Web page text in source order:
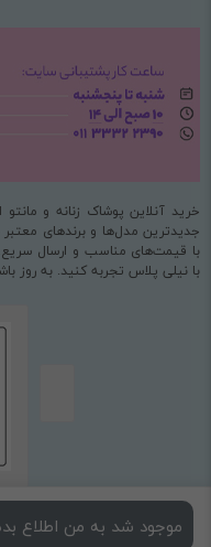
موجود شد به من اطلاع
خرید آنلاین پوشاک زنانه و
جدیدترین مدل‌ها و برندهای
با قیمت‌های مناسب و ارسال
با نیلی پلاس تجربه کنید. به روز
استفاده از مطالب فروشگاه